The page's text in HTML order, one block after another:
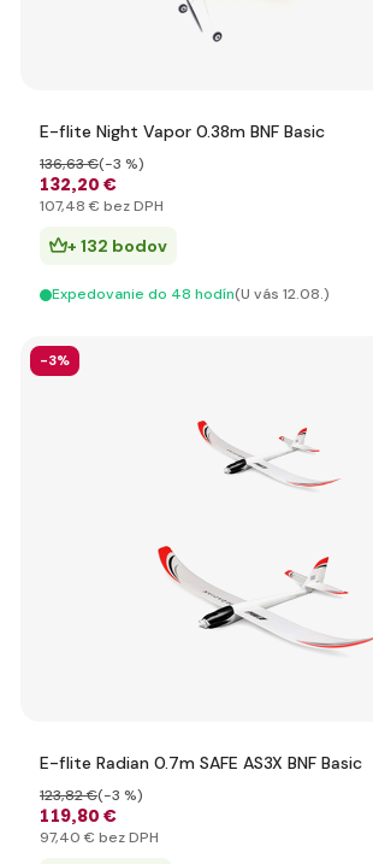
E-flite Night Vapor 0.38m BNF Basic
132,20 €
136,63 €(-3 %)
107,48 € bez DPH
+ 132 bodov
Expedovanie do 48 hodín(U vás 12.08.)
-3%
E-flite Radian 0.7m SAFE AS3X BNF Basic
119,80 €
123,82 €(-3 %)
97,40 € bez DPH